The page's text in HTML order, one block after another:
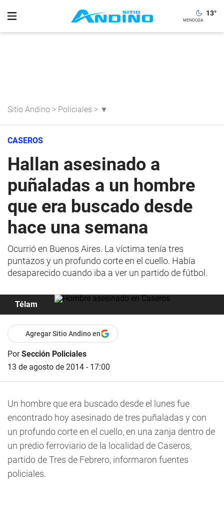
13°
Sitio Andino > Policiales > ▼
CASEROS
Hallan asesinado a
puñaladas a un hombre
que era buscado desde
hace una semana
Ocurrió en Buenos Aires. La víctima tenía tres
puntazos y un profundo corte en el cuello. Había
desaparecido cuando iba a ver un partido de fútbol.
Télam
Agregar Sitio Andino en
PorSección Policiales
13 de agosto de 2014 - 17:00
Un hombre que era buscado desde el lunes fue
encontrado hoy asesinado de tres puñaladas y con
un profundo corte en el cuello, en una zanja dentro de
un predio ferroviario de la localidad de Caseros,
partido de Tres de Febrero, informaron fuentes
policiales.